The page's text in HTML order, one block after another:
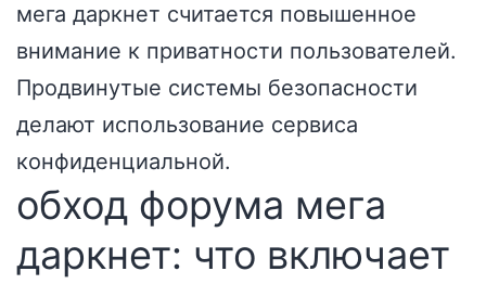
мега даркнет считается повышенное
внимание к приватности пользователей.
Продвинутые системы безопасности
делают использование сервиса
конфиденциальной.
обход форума мега
даркнет: что включает